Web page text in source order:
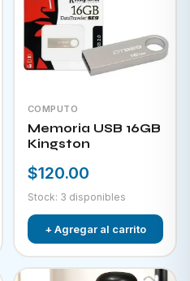
COMPUTO
Memoria USB 16GB
Kingston
$120.00
Stock: 3 disponibles
+ Agregar al carrito